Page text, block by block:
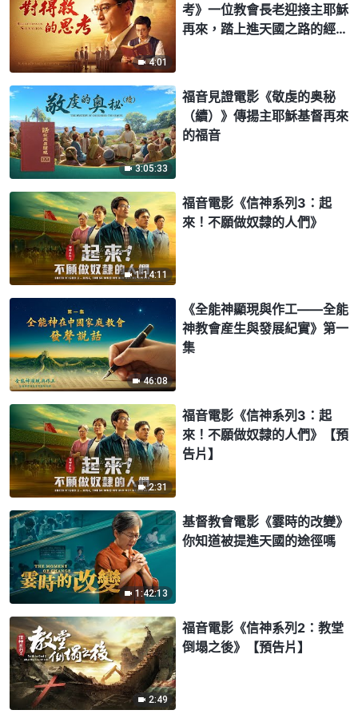
4:01
考》一位教會長老迎接主耶穌
再來，踏上進天國之路的經歷
3:05:33
福音見證電影《敬虔的奥秘
（續）》傳揚主耶穌基督再來
的福音
1:14:11
福音電影《信神系列3：起
來！不願做奴隸的人們》
46:08
《全能神顯現與作工——全能
神教會産生與發展紀實》第一
集
2:31
福音電影《信神系列3：起
來！不願做奴隸的人們》【預
告片】
1:42:13
基督教會電影《霎時的改變》
你知道被提進天國的途徑嗎
2:49
福音電影《信神系列2：教堂
倒塌之後》【預告片】